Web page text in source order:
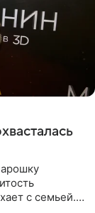
с семьей.